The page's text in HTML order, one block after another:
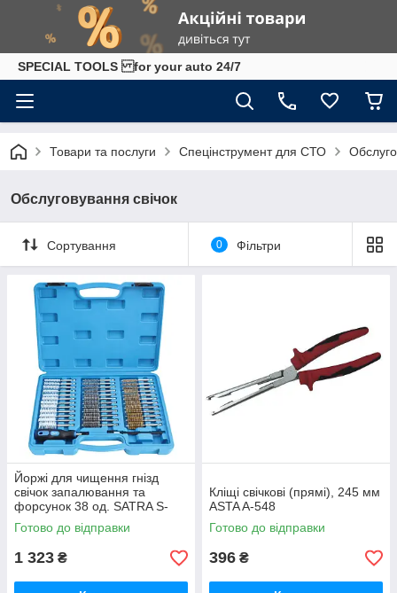
SPECIAL TOOLS for your auto 24/7
Товари та послуги Спецінструмент для СТО
Обслуговування свічок
Сортування 0 Фільтри
Йоржі для чищення гнізд
свічок запалювання та
форсунок 38 од. SATRA S-
BK38X
Готово до відправки
1 323 ₴
Кліщі свічкові (прямі), 245 мм
ASTA A-548
Готово до відправки
396 ₴